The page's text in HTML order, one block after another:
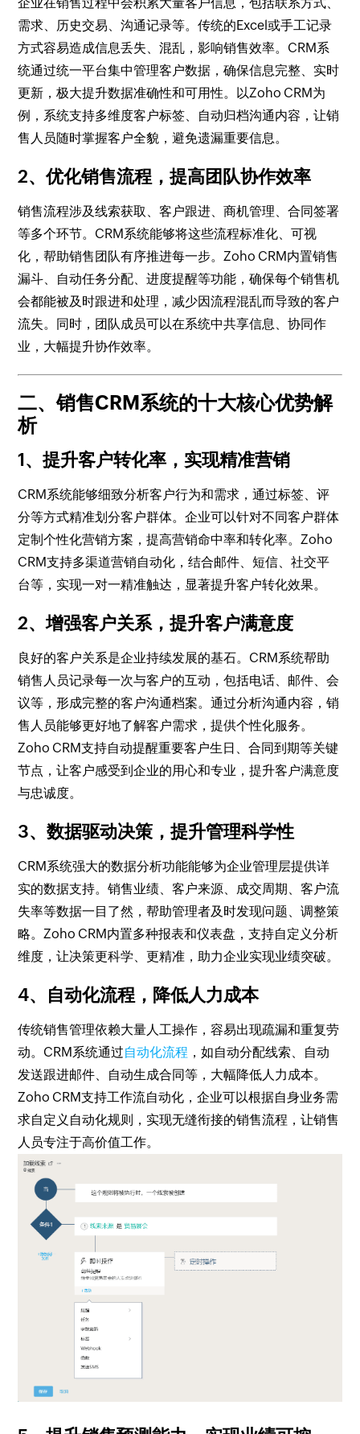
企业在销售过程中会积累大量客户信息，包括联系方式、
需求、历史交易、沟通记录等。传统的Excel或手工记录
方式容易造成信息丢失、混乱，影响销售效率。CRM系
统通过统一平台集中管理客户数据，确保信息完整、实时
更新，极大提升数据准确性和可用性。以Zoho CRM为
例，系统支持多维度客户标签、自动归档沟通内容，让销
售人员随时掌握客户全貌，避免遗漏重要信息。
2、优化销售流程，提高团队协作效率
销售流程涉及线索获取、客户跟进、商机管理、合同签署
等多个环节。CRM系统能够将这些流程标准化、可视
化，帮助销售团队有序推进每一步。Zoho CRM内置销售
漏斗、自动任务分配、进度提醒等功能，确保每个销售机
会都能被及时跟进和处理，减少因流程混乱而导致的客户
流失。同时，团队成员可以在系统中共享信息、协同作
业，大幅提升协作效率。
二、销售CRM系统的十大核心优势解
析
1、提升客户转化率，实现精准营销
CRM系统能够细致分析客户行为和需求，通过标签、评
分等方式精准划分客户群体。企业可以针对不同客户群体
定制个性化营销方案，提高营销命中率和转化率。Zoho
CRM支持多渠道营销自动化，结合邮件、短信、社交平
台等，实现一对一精准触达，显著提升客户转化效果。
2、增强客户关系，提升客户满意度
良好的客户关系是企业持续发展的基石。CRM系统帮助
销售人员记录每一次与客户的互动，包括电话、邮件、会
议等，形成完整的客户沟通档案。通过分析沟通内容，销
售人员能够更好地了解客户需求，提供个性化服务。
Zoho CRM支持自动提醒重要客户生日、合同到期等关键
节点，让客户感受到企业的用心和专业，提升客户满意度
与忠诚度。
3、数据驱动决策，提升管理科学性
CRM系统强大的数据分析功能能够为企业管理层提供详
实的数据支持。销售业绩、客户来源、成交周期、客户流
失率等数据一目了然，帮助管理者及时发现问题、调整策
略。Zoho CRM内置多种报表和仪表盘，支持自定义分析
维度，让决策更科学、更精准，助力企业实现业绩突破。
4、自动化流程，降低人力成本
传统销售管理依赖大量人工操作，容易出现疏漏和重复劳
动。CRM系统通过自动化流程 ，如自动分配线索、自动
发送跟进邮件、自动生成合同等，大幅降低人力成本。
Zoho CRM支持工作流自动化，企业可以根据自身业务需
求自定义自动化规则，实现无缝衔接的销售流程，让销售
人员专注于高价值工作。